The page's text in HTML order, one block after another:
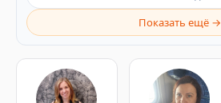
Показать ещё →